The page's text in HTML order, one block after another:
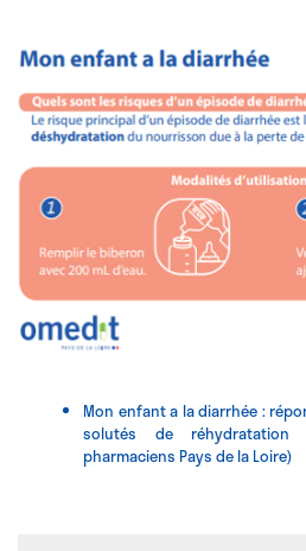
Mon enfant a la diarrhée :
solutés de réhydratation
pharmaciens Pays de la Loire)